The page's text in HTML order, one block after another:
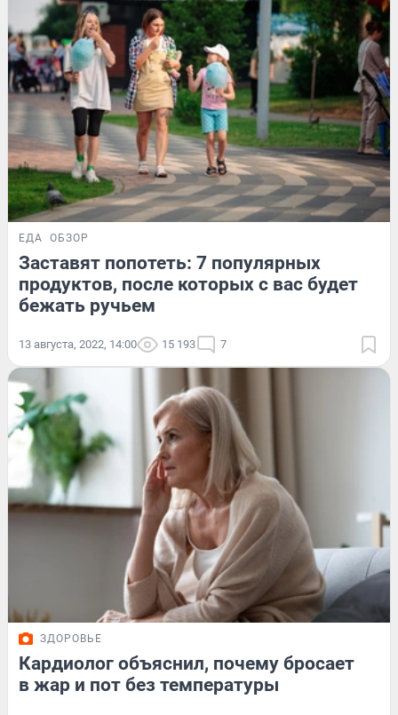
ЕДА ОБЗОР
Заставят попотеть: 7 популярных
продуктов, после которых с вас будет
бежать ручьем
13 августа, 2022, 14:00 15 193 7
ЗДОРОВЬЕ
Кардиолог объяснил, почему бросает
в жар и пот без температуры